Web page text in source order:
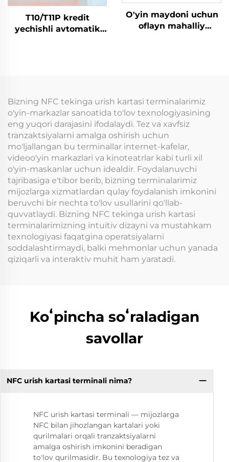
T10/T11P kredit
yechishli avtomatik
O'yin maydoni uchun
oflayn mahalliy
Bizning NFC tekinga urish kartasi terminalarimiz
o'yin-markazlar sanoatida to'lov texnologiyasining
eng yuqori darajasini ifodalaydi. Tez va xavfsiz
tranzaktsiyalarni amalga oshirish uchun
mo'ljallangan bu terminallar internet-kafelar,
videoo'yin markazlari va kinoteatrlar kabi turli xil
o'yin-maskanlar uchun idealdir. Foydalanuvchi
tajribasiga e'tibor berib, bizning terminalarimiz
mijozlarga xizmatlardan qulay foydalanish imkonini
beruvchi bir nechta to'lov usullarini qo'llab-
quvvatlaydi. Bizning NFC tekinga urish kartasi
terminalarimizning intuitiv dizayni va mustahkam
texnologiyasi faqatgina operatsiyalarni
soddalashtirmaydi, balki mehmonlar uchun yanada
qiziqarli va interaktiv muhit ham yaratadi.
Koʻpincha soʻraladigan
savollar
NFC urish kartasi terminali nima?
NFC urish kartasi terminali — mijozlarga
NFC bilan jihozlangan kartalari yoki
qurilmalari orqali tranzaktsiyalarni
amalga oshirish imkonini beradigan
to'lov qurilmasidir. Bu texnologiya tez va